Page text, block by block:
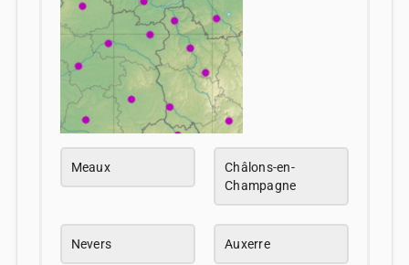
Meaux
Châlons-en-
Champagne
Nevers Auxerre